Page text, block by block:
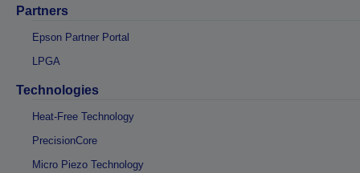
Partners
Epson Partner Portal
LPGA
Technologies
Heat-Free Technology
PrecisionCore
Micro Piezo Technology